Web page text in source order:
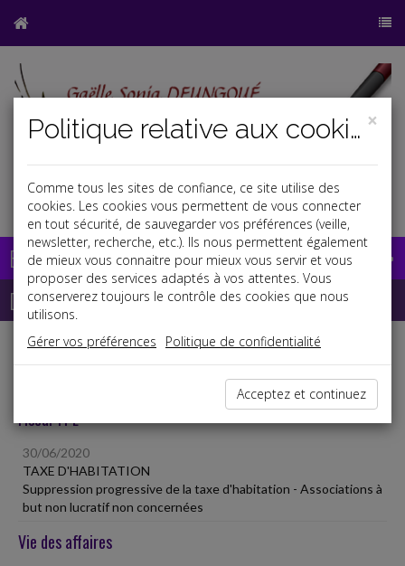
Base documentaire
Dépêches
Liste des dernières dépêches
Fiscal TPE
30/06/2020
TAXE D'HABITATION
Suppression progressive de la taxe d'habitation - Associations à
but non lucratif non concernées
Vie des affaires
×
Politique relative aux cookies
Comme tous les sites de confiance, ce site utilise des
cookies. Les cookies vous permettent de vous connecter
en tout sécurité, de sauvegarder vos préférences (veille,
newsletter, recherche, etc.). Ils nous permettent également
de mieux vous connaitre pour mieux vous servir et vous
proposer des services adaptés à vos attentes. Vous
conserverez toujours le contrôle des cookies que nous
utilisons.
Gérer vos préférences
Politique de confidentialité
Acceptez et continuez